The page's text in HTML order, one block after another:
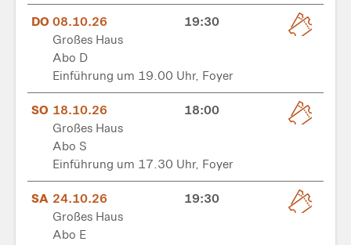
DO 08.10.26
19:30
Großes Haus
Abo D
Einführung um 19.00 Uhr, Foyer
SO 18.10.26
18:00
Großes Haus
Abo S
Einführung um 17.30 Uhr, Foyer
SA 24.10.26
19:30
Großes Haus
Abo E